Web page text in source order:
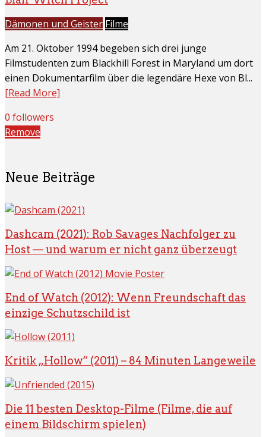
Dämonen und Geister Filme
Am 21. Oktober 1994 begeben sich drei junge
Filmstudenten zum Blackhill Forest in Maryland um dort
einen Dokumentarfilm über die legendäre Hexe von Bl...
[Read More]
0 followers
Remove
Neue Beiträge
Dashcam (2021): Rob Savages Nachfolger zu
Host — und warum er nicht ganz überzeugt
End of Watch (2012): Wenn Freundschaft das
einzige Schutzschild ist
Kritik „Hollow“ (2011) – 84 Minuten Langeweile
Die 11 besten Desktop-Filme (Filme, die auf
einem Bildschirm spielen)